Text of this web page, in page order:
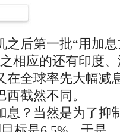
第一批“用加息
相应的还有印度
在全球率先大幅减
截然不同。
？当然是为了抑